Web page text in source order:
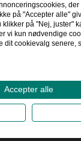
på "Accepter alle"
på "Nej, juster"
vi kun nødvendige
cookievalg senere,
Accepter alle